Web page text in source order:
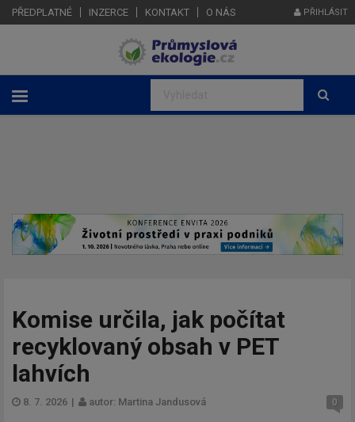
PŘEDPLATNÉ INZERCE KONTAKT O NÁS PŘIHLÁSIT
Komise určila, jak počítat
recyklovaný obsah v PET
lahvích
8. 7. 2026 | autor: Martina Jandusová 0